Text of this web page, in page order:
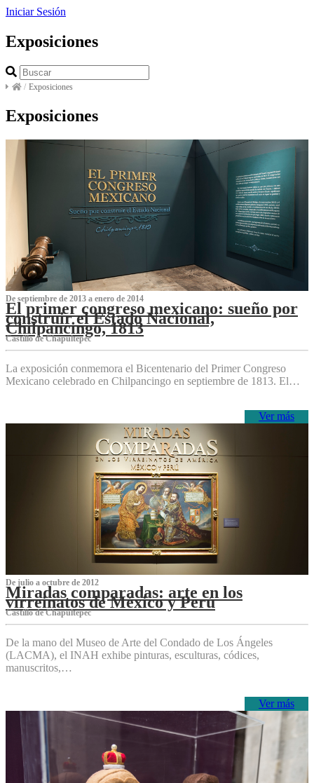
Iniciar Sesión
Exposiciones
/ Exposiciones
Exposiciones
De septiembre de 2013 a enero de 2014
El primer congreso mexicano: sueño por
construir el Estado Nacional,
Chilpancingo, 1813
Castillo de Chapultepec
La exposición conmemora el Bicentenario del Primer Congreso
Mexicano celebrado en Chilpancingo en septiembre de 1813. El…
Ver más
De julio a octubre de 2012
Miradas comparadas: arte en los
virreinatos de México y Perú
Castillo de Chapultepec
De la mano del Museo de Arte del Condado de Los Ángeles
(LACMA), el INAH exhibe pinturas, esculturas, códices,
manuscritos,…
Ver más